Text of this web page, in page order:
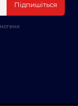
Підпишіться